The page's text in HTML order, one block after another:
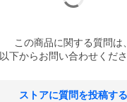
この商品に関する質問は、
以下からお問い合わせくださ
ストアに質問を投稿する